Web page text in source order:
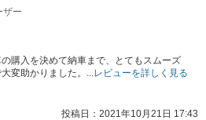
ザー
購入を決めて納車まで、とてもスムーズ
変助かりました。...レビューを詳しく見る
投稿日：2021年10月21日 17:43